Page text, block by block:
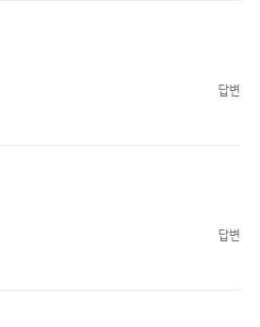
답변
답변